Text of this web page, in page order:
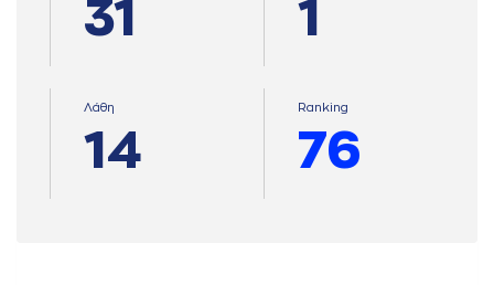
31 1
Λάθη
14
Ranking
76